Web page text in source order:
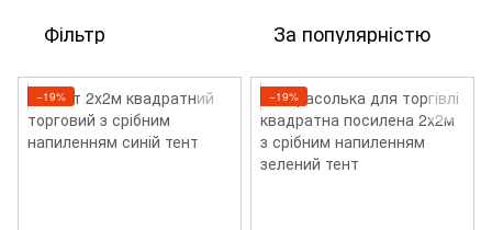
Фільтр За популярністю
−19% −19%